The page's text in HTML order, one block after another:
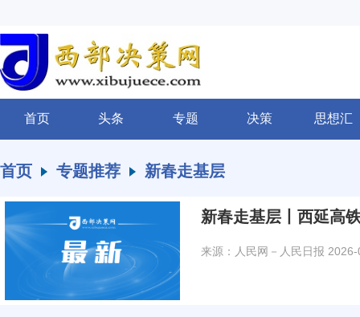
首页 头条 专题 决策 思想汇
首页 专题推荐 新春走基层
新春走基层丨西延高
来源：人民网－人民日报